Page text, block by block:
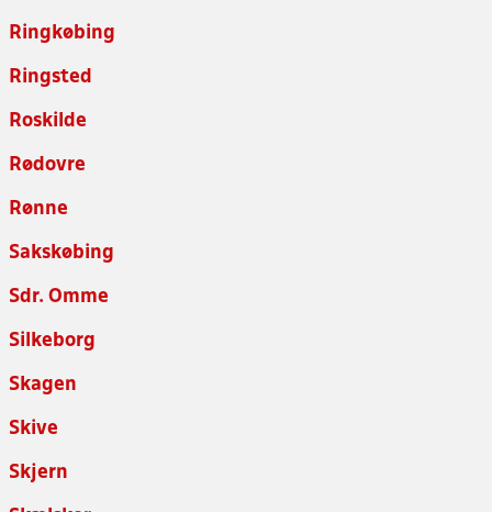
Ringkøbing
Ringsted
Roskilde
Rødovre
Rønne
Sakskøbing
Sdr. Omme
Silkeborg
Skagen
Skive
Skjern